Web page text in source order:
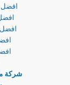
شركة